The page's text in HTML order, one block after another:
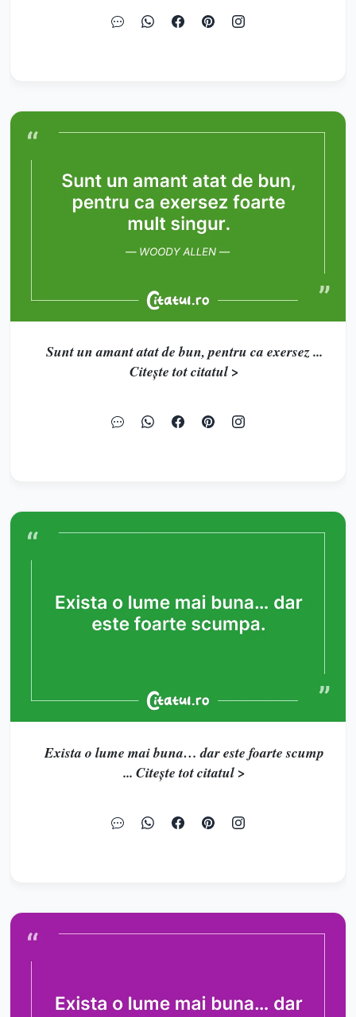
Sunt un amant atat de bun, pentru ca exersez ...
Citește tot citatul >
Exista o lume mai buna… dar este foarte scump
... Citește tot citatul >